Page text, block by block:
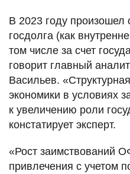
В 2023 году произошел
госдолга (как
том числе за счет
говорит главный
Васильев.
экономики в условиях
к увеличению роли
констатирует эксперт.
«Рост заимствований
привлечения с учетом